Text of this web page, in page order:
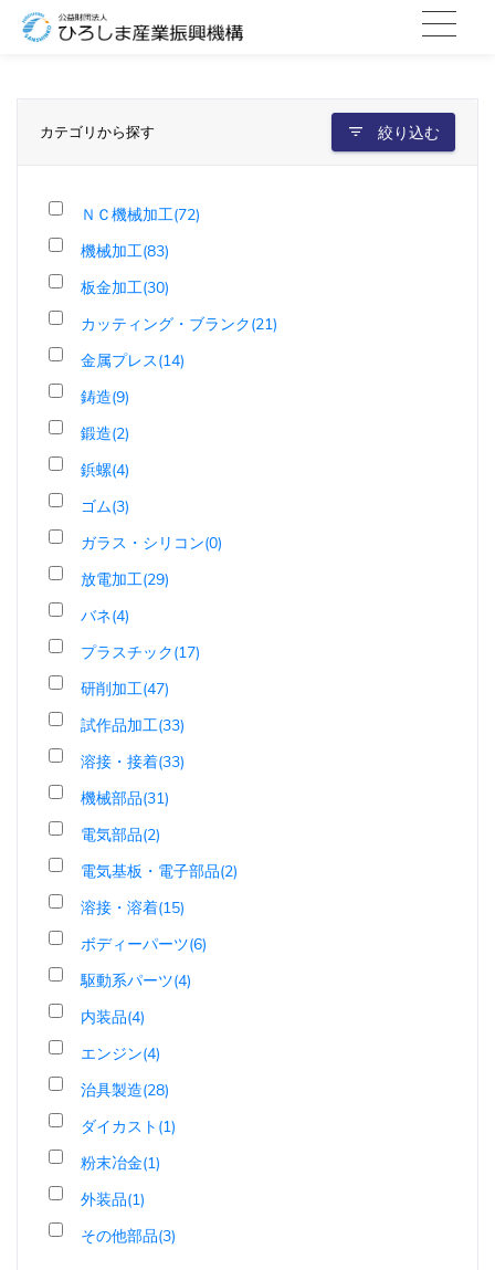
カテゴリから探す 絞り込む
ＮＣ機械加工(72)
機械加工(83)
板金加工(30)
カッティング・ブランク(21)
金属プレス(14)
鋳造(9)
鍛造(2)
鋲螺(4)
ゴム(3)
ガラス・シリコン(0)
放電加工(29)
バネ(4)
プラスチック(17)
研削加工(47)
試作品加工(33)
溶接・接着(33)
機械部品(31)
電気部品(2)
電気基板・電子部品(2)
溶接・溶着(15)
ボディーパーツ(6)
駆動系パーツ(4)
内装品(4)
エンジン(4)
治具製造(28)
ダイカスト(1)
粉末冶金(1)
外装品(1)
その他部品(3)